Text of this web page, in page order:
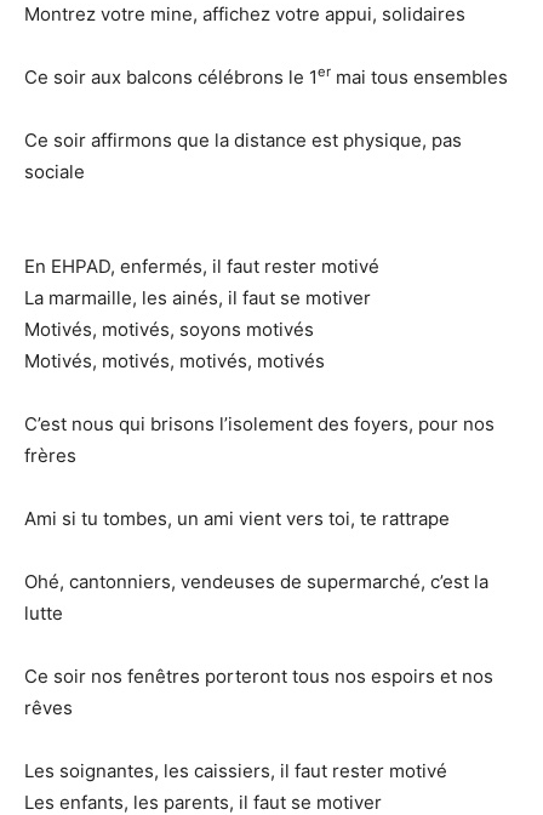
Montrez votre mine, affichez votre appui, solidaires
Ce soir aux balcons célébrons le 1er mai tous ensembles
Ce soir affirmons que la distance est physique, pas
sociale
En EHPAD, enfermés, il faut rester motivé
La marmaille, les ainés, il faut se motiver
Motivés, motivés, soyons motivés
Motivés, motivés, motivés, motivés
C’est nous qui brisons l’isolement des foyers, pour nos
frères
Ami si tu tombes, un ami vient vers toi, te rattrape
Ohé, cantonniers, vendeuses de supermarché, c’est la
lutte
Ce soir nos fenêtres porteront tous nos espoirs et nos
rêves
Les soignantes, les caissiers, il faut rester motivé
Les enfants, les parents, il faut se motiver